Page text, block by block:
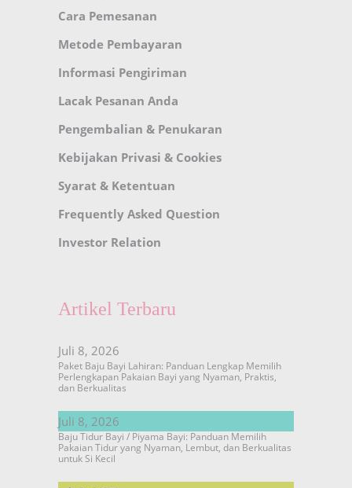
Cara Pemesanan
Metode Pembayaran
Informasi Pengiriman
Lacak Pesanan Anda
Pengembalian & Penukaran
Kebijakan Privasi & Cookies
Syarat & Ketentuan
Frequently Asked Question
Investor Relation
Artikel Terbaru
Juli 8, 2026
Paket Baju Bayi Lahiran: Panduan Lengkap Memilih
Perlengkapan Pakaian Bayi yang Nyaman, Praktis,
dan Berkualitas
Juli 8, 2026
Baju Tidur Bayi / Piyama Bayi: Panduan Memilih
Pakaian Tidur yang Nyaman, Lembut, dan Berkualitas
untuk Si Kecil